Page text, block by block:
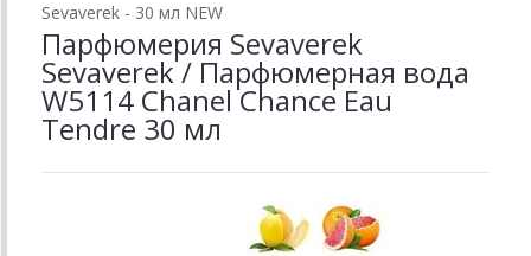
Sevaverek - 30 мл NEW
Парфюмерия Sevaverek
Sevaverek / Парфюмерная вода
W5114 Chanel Chance Еаu
Tendre 30 мл